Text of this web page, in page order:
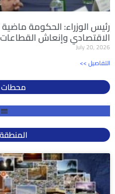
رئيس الوزراء: الحكومة
الاقتصادي وإنعاش
July 20, 2026
<< التفاصيل
محطات